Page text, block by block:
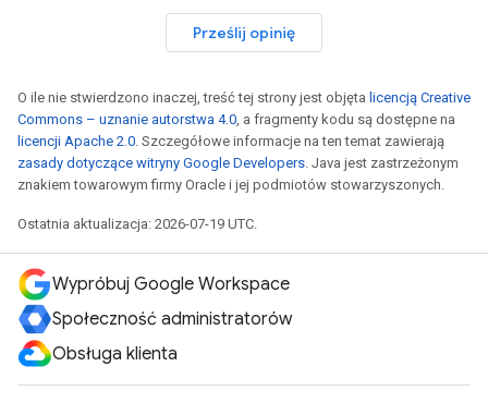
Prześlij opinię
O ile nie stwierdzono inaczej, treść tej strony jest objęta licencją Creative
Commons – uznanie autorstwa 4.0, a fragmenty kodu są dostępne na
licencji Apache 2.0. Szczegółowe informacje na ten temat zawierają
zasady dotyczące witryny Google Developers. Java jest zastrzeżonym
znakiem towarowym firmy Oracle i jej podmiotów stowarzyszonych.
Ostatnia aktualizacja: 2026-07-19 UTC.
Wypróbuj Google Workspace
Społeczność administratorów
Obsługa klienta